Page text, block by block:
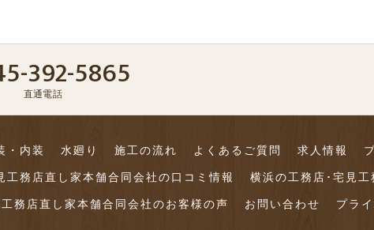
392-5865
直通電話
・内装 水廻り 施工の流れ よくあるご質問 求人情報
工務店直し家本舗合同会社の口コミ情報
横浜の工務店･宅見
務店直し家本舗合同会社のお客様の声
お問い合わせ プラ